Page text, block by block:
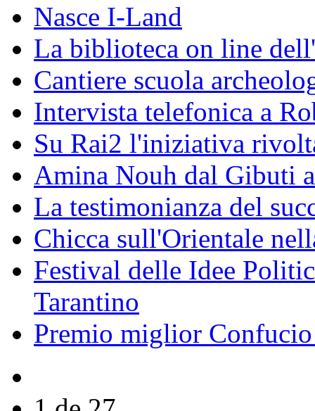
Nasce I-Land
La biblioteca on line
Cantiere scuola
Intervista telefonica a
Su Rai2 l'iniziativa
Amina Nouh dal Gibuti
La testimonianza del
Chicca sull'Orientale
Festival delle Idee
Tarantino
Premio miglior